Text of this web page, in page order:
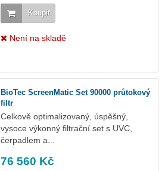
Koupit
Není na skladě
BioTec ScreenMatic Set 90000 průtokový
filtr
Celkově optimalizovaný, úspěšný,
vysoce výkonný filtrační set s UVC,
čerpadlem a...
76 560 Kč